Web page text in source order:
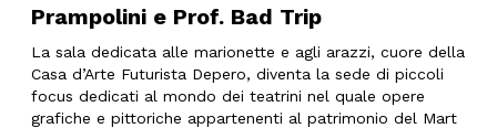
Prampolini e Prof. Bad Trip
La sala dedicata alle marionette e agli arazzi, cuore della
Casa d’Arte Futurista Depero, diventa la sede di piccoli
focus dedicati al mondo dei teatrini nel quale opere
grafiche e pittoriche appartenenti al patrimonio del Mart